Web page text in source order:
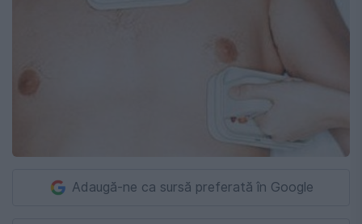
Adaugă-ne ca sursă preferată în Google